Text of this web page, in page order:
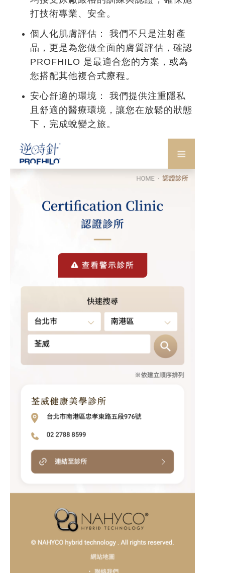
打技術專業、安全。
個人化肌膚評估：
我們不只是注射產
品，更是為您做全面的膚質評估，確認
PROFHILO 是最適合您的方案，或為
您搭配其他複合式療程。
安心舒適的環境：
我們提供注重隱私
且舒適的醫療環境，讓您在放鬆的狀態
下，完成蛻變之旅。